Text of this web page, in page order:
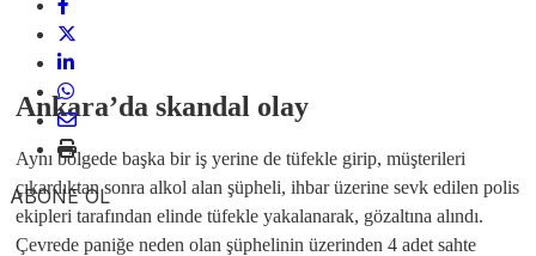
ABONE OL
Ankara’da skandal olay
Aynı bölgede başka bir iş yerine de tüfekle girip, müşterileri
çıkardıktan sonra alkol alan şüpheli, ihbar üzerine sevk edilen polis
ekipleri tarafından elinde tüfekle yakalanarak, gözaltına alındı.
Çevrede paniğe neden olan şüphelinin üzerinden 4 adet sahte